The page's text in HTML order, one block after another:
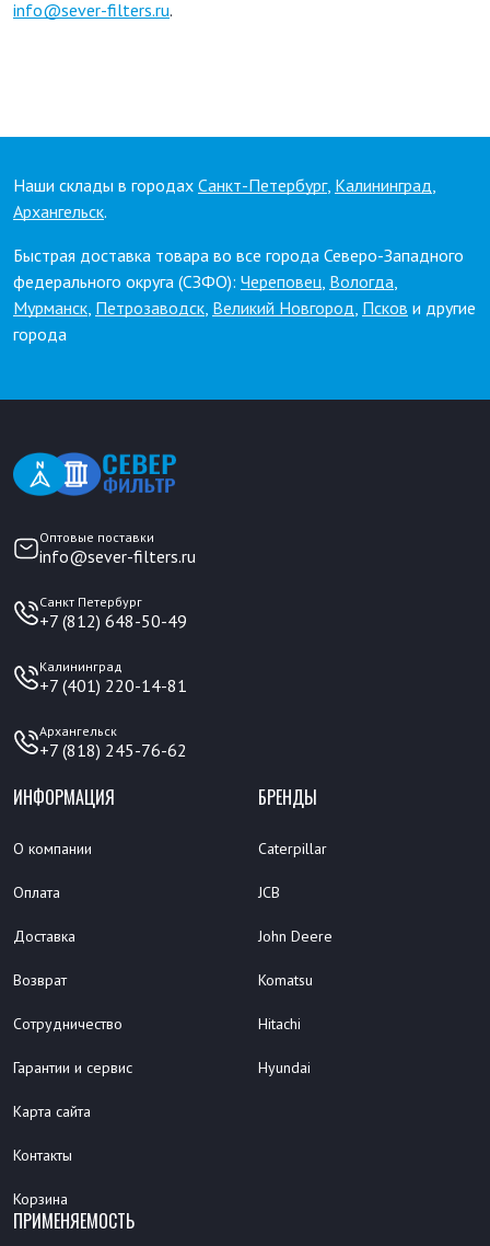
info@sever-filters.ru.
Наши склады в городах Санкт-Петербург, Калининград,
Архангельск.
Быстрая доставка товара во все города Северо-Западного
федерального округа (СЗФО): Череповец, Вологда,
Мурманск, Петрозаводск, Великий Новгород, Псков и другие
города
Оптовые поставки
info@sever-filters.ru
Санкт Петербург
+7 (812) 648-50-49
Калининград
+7 (401) 220-14-81
Архангельск
+7 (818) 245-76-62
ИНФОРМАЦИЯ
О компании
Оплата
Доставка
Возврат
Сотрудничество
Гарантии и сервис
Карта сайта
Контакты
Корзина
БРЕНДЫ
Caterpillar
JCB
John Deere
Komatsu
Hitachi
Hyundai
ПРИМЕНЯЕМОСТЬ